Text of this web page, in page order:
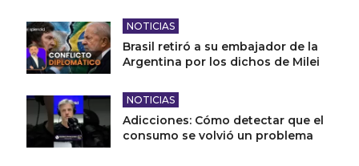
NOTICIAS
Brasil retiró a su embajador de la
Argentina por los dichos de Milei
NOTICIAS
Adicciones: Cómo detectar que el
consumo se volvió un problema